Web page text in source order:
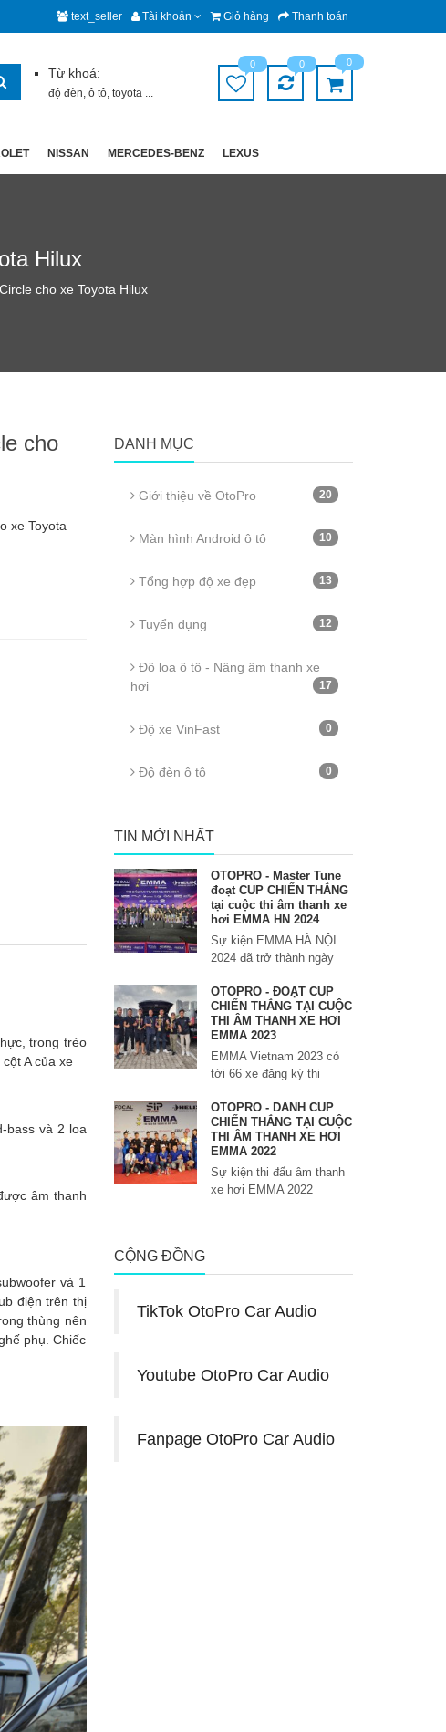
text_seller Tài khoản Giỏ hàng Thanh toán
Từ khoá:
độ đèn,ô tô,toyota ...
0 0 0
NISSAN MERCEDES-BENZ LEXUS
Hilux
cho xe Toyota Hilux
cho
xe Toyota
trong trẻo
A của xe
bass và 2 loa
âm thanh
và 1
điện trên thị
thùng nên
phụ. Chiếc
DANH MỤC
Giới thiệu về OtoPro 20
Màn hình Android ô tô 10
Tổng hợp độ xe đẹp 13
Tuyển dụng 12
Độ loa ô tô - Nâng âm thanh xe
hơi
17
Độ xe VinFast 0
Độ đèn ô tô 0
TIN MỚI NHẤT
OTOPRO - Master Tune
đoạt CUP CHIẾN THẮNG
tại cuộc thi âm thanh xe
hơi EMMA HN 2024
Sự kiện EMMA HÀ NỘI
2024 đã trở thành ngày
OTOPRO - ĐOẠT CUP
CHIẾN THẮNG TẠI CUỘC
THI ÂM THANH XE HƠI
EMMA 2023
EMMA Vietnam 2023 có
tới 66 xe đăng ký thi
OTOPRO - DÀNH CUP
CHIẾN THẮNG TẠI CUỘC
THI ÂM THANH XE HƠI
EMMA 2022
Sự kiện thi đấu âm thanh
xe hơi EMMA 2022
CỘNG ĐỒNG
TikTok OtoPro Car Audio
Youtube OtoPro Car Audio
Fanpage OtoPro Car Audio